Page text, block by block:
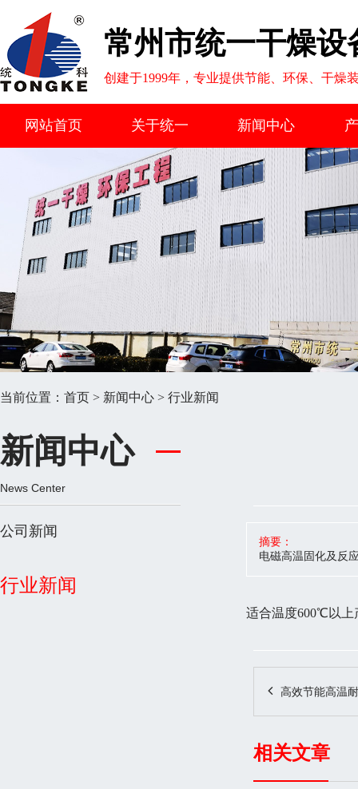
常州市统一干燥设
创建于1999年，专业提供节能、环保、干燥
网站首页 关于统一 新闻中心
当前位置： 首页 > 新闻中心 > 行业新闻
新闻中心
News Center
公司新闻
行业新闻
摘要：
电磁高温固化及反
适合温度600℃以上
高效节能高温
相关文章